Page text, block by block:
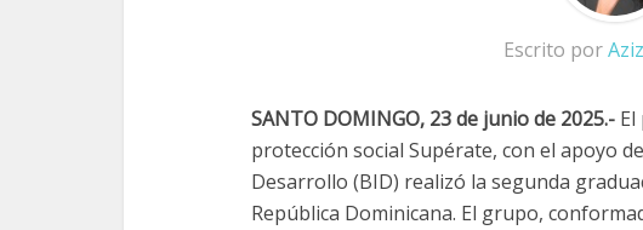
Escrito por
SANTO DOMINGO, 23 de junio de 2025.-
protección social Supérate, con el apoyo
Desarrollo (BID) realizó la segunda
República Dominicana. El grupo,